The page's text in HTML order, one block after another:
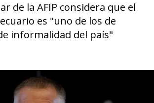
de la AFIP considera que el
es "uno de los de
informalidad del país"